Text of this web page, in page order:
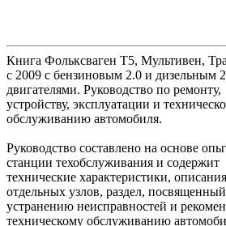
Книга Фольксваген Т5, Мультивен,
с 2009 с бензиновым 2.0 и дизельным
двигателями. Руководство по ремонту,
устройству, эксплуатации и
обслуживанию автомобиля.
Руководство составлено на основе
станции техобслуживания и содержит
технические характеристики,
отдельных узлов, раздел,
устранению неисправностей и
техническому обслуживанию